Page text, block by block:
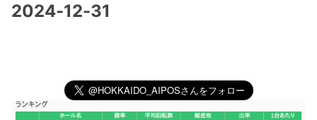
2024-12-31